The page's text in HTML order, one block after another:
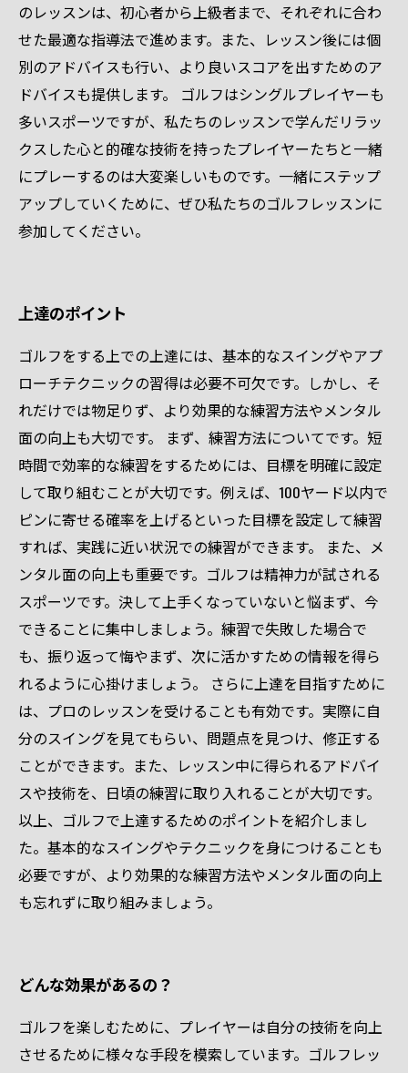
のレッスンは、初心者から上級者まで、それぞれに合わ
せた最適な指導法で進めます。また、レッスン後には個
別のアドバイスも行い、より良いスコアを出すためのア
ドバイスも提供します。 ゴルフはシングルプレイヤーも
多いスポーツですが、私たちのレッスンで学んだリラッ
クスした心と的確な技術を持ったプレイヤーたちと一緒
にプレーするのは大変楽しいものです。一緒にステップ
アップしていくために、ぜひ私たちのゴルフレッスンに
参加してください。
上達のポイント
ゴルフをする上での上達には、基本的なスイングやアプ
ローチテクニックの習得は必要不可欠です。しかし、そ
れだけでは物足りず、より効果的な練習方法やメンタル
面の向上も大切です。 まず、練習方法についてです。短
時間で効率的な練習をするためには、目標を明確に設定
して取り組むことが大切です。例えば、100ヤード以内で
ピンに寄せる確率を上げるといった目標を設定して練習
すれば、実践に近い状況での練習ができます。 また、メ
ンタル面の向上も重要です。ゴルフは精神力が試される
スポーツです。決して上手くなっていないと悩まず、今
できることに集中しましょう。練習で失敗した場合で
も、振り返って悔やまず、次に活かすための情報を得ら
れるように心掛けましょう。 さらに上達を目指すために
は、プロのレッスンを受けることも有効です。実際に自
分のスイングを見てもらい、問題点を見つけ、修正する
ことができます。また、レッスン中に得られるアドバイ
スや技術を、日頃の練習に取り入れることが大切です。
以上、ゴルフで上達するためのポイントを紹介しまし
た。基本的なスイングやテクニックを身につけることも
必要ですが、より効果的な練習方法やメンタル面の向上
も忘れずに取り組みましょう。
どんな効果があるの？
ゴルフを楽しむために、プレイヤーは自分の技術を向上
させるために様々な手段を模索しています。ゴルフレッ